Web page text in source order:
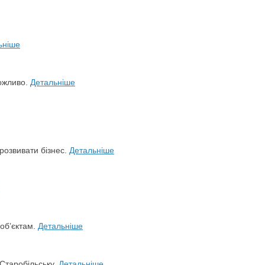
Детальніше
бізнес. Детальніше
Детальніше